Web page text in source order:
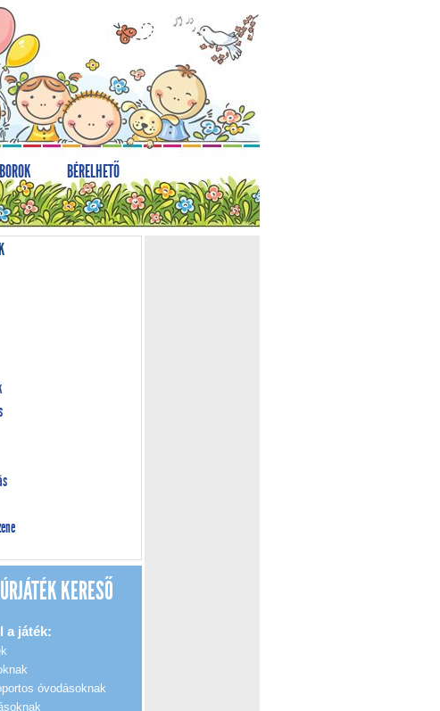
BÉRELHETŐ
KERESŐ
a játék:
óvodásoknak